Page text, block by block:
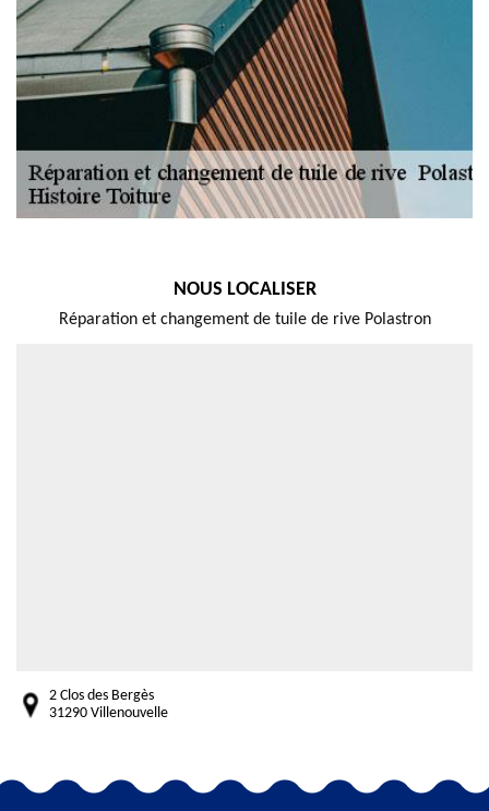
NOUS LOCALISER
Réparation et changement de tuile de rive Polastron
2 Clos des Bergès
31290 Villenouvelle